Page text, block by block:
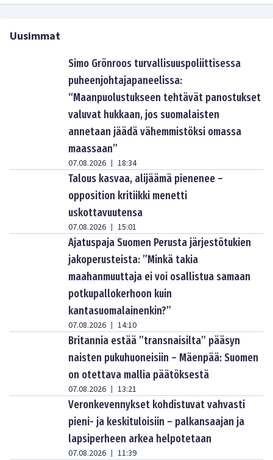
Uusimmat
Simo Grönroos turvallisuuspoliittisessa
puheenjohtajapaneelissa:
“Maanpuolustukseen tehtävät panostukset
valuvat hukkaan, jos suomalaisten
annetaan jäädä vähemmistöksi omassa
maassaan”
07.08.2026 | 18:34
Talous kasvaa, alijäämä pienenee –
opposition kritiikki menetti
uskottavuutensa
07.08.2026 | 15:01
Ajatuspaja Suomen Perusta järjestötukien
jakoperusteista: ”Minkä takia
maahanmuuttaja ei voi osallistua samaan
potkupallokerhoon kuin
kantasuomalainenkin?”
07.08.2026 | 14:10
Britannia estää ”transnaisilta” pääsyn
naisten pukuhuoneisiin – Mäenpää: Suomen
on otettava mallia päätöksestä
07.08.2026 | 13:21
Veronkevennykset kohdistuvat vahvasti
pieni- ja keskituloisiin – palkansaajan ja
lapsiperheen arkea helpotetaan
07.08.2026 | 11:39